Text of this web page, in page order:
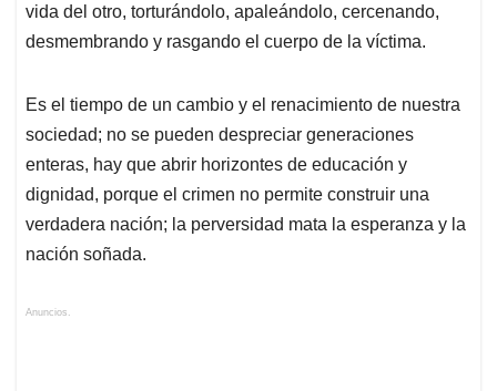
vida del otro, torturándolo, apaleándolo, cercenando,
desmembrando y rasgando el cuerpo de la víctima.
Es el tiempo de un cambio y el renacimiento de nuestra
sociedad; no se pueden despreciar generaciones
enteras, hay que abrir horizontes de educación y
dignidad, porque el crimen no permite construir una
verdadera nación; la perversidad mata la esperanza y la
nación soñada.
Anuncios.